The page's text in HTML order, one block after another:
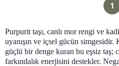
1
Purpurit taşı, canlı mor rengi ve
uyanışın ve içsel gücün simgesidir.
güçlü bir denge kuran bu eşsiz taş;
farkındalık enerjisini destekler.